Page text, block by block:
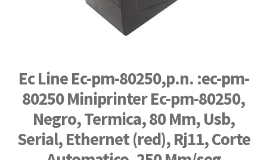
Ec Line Ec-pm-80250,p.n. :ec-pm-
80250 Miniprinter Ec-pm-80250,
Negro, Termica, 80 Mm, Usb,
Serial, Ethernet (red), Rj11, Corte